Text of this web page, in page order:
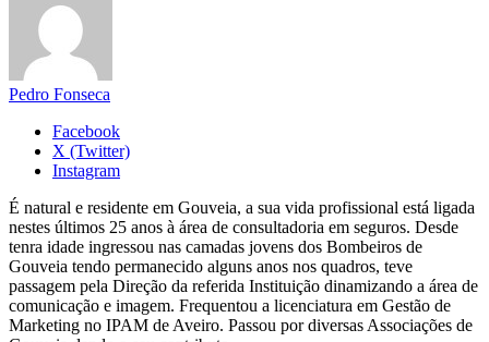
Pedro Fonseca
Facebook
X (Twitter)
Instagram
É natural e residente em Gouveia, a sua vida profissional está ligada
nestes últimos 25 anos à área de consultadoria em seguros. Desde
tenra idade ingressou nas camadas jovens dos Bombeiros de
Gouveia tendo permanecido alguns anos nos quadros, teve
passagem pela Direção da referida Instituição dinamizando a área de
comunicação e imagem. Frequentou a licenciatura em Gestão de
Marketing no IPAM de Aveiro. Passou por diversas Associações de